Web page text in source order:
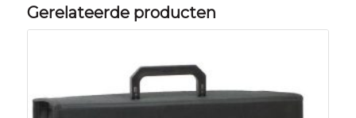
Gerelateerde producten